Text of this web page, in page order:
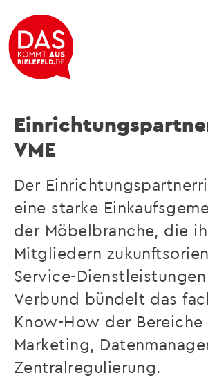
Starke Möbelmarken und gute
VME
Der
eine starke
der Möbelbranche, die
Mitgliedern
Service-
Verbund bündelt das
Know-How der Bereiche
Marketing,
Zentralregulierung.